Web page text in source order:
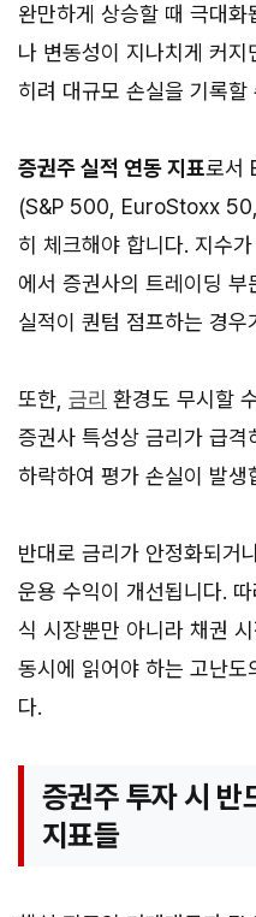
완만하게 상승할 때 극대화
나 변동성이 지나치게 커
히려 대규모 손실을 기록할
증권주 실적 연동 지표로서
(S&P 500, EuroStoxx
히 체크해야 합니다. 지수
에서 증권사의 트레이딩 부
실적이 퀀텀 점프하는 경우
또한, 금리 환경도 무시할
증권사 특성상 금리가 급격
하락하여 평가 손실이 발생
반대로 금리가 안정화되거
운용 수익이 개선됩니다.
식 시장뿐만 아니라 채권
동시에 읽어야 하는 고난도
다.
증권주 투자 시 반
지표들